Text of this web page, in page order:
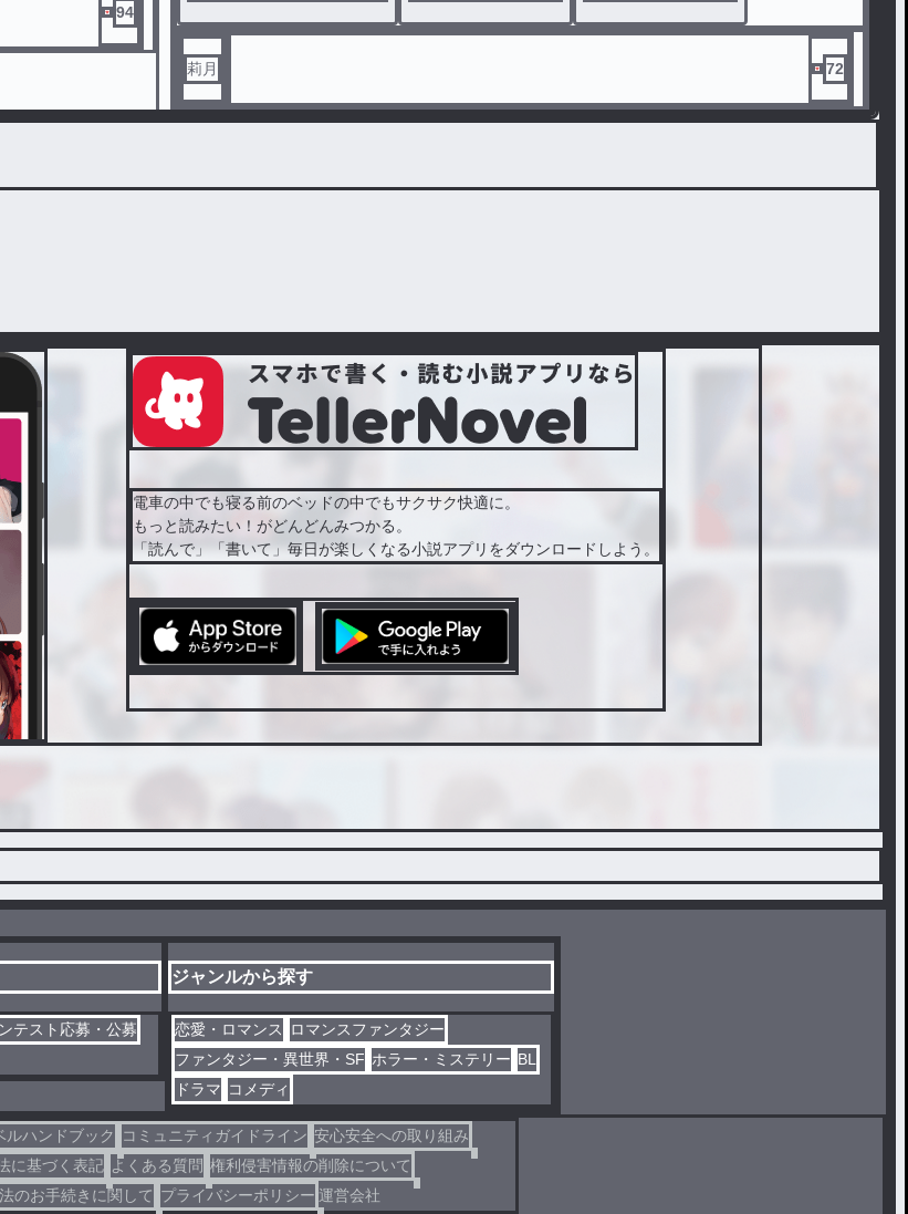
94
莉月 72
電車の中でも寝る前のベッドの中でもサクサク快適に。
もっと読みたい！がどんどんみつかる。
「読んで」「書いて」毎日が楽しくなる小説アプリをダウンロードしよう。
テスト応募・公募
ジャンルから探す
恋愛・ロマンス
ロマンスファンタジー
ファンタジー・異世界・SF ホラー・ミステリー BL
ドラマ コメディ
ルハンドブック コミュニティガイドライン 安心安全への取り組み
に基づく表記 よくある質問 権利侵害情報の削除について
のお手続きに関して プライバシーポリシー 運営会社